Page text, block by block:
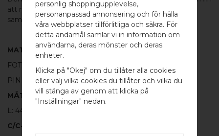
WELCOME TO
BB SWEDEN HARDWARE
Välj land / Choose country
att matcha med de andra handtagen eller knoppen
samma serie.
MATERIAL
FOT:
100% BORSTAD MÄSSING
PINNE: 100% SVART ALUMINIUM
MÅTT
L: 442MM H: 40MM TJ: 12MM
C/C-MÅTT
personlig shoppingupplevelse,
personanpassad annonsering och för hålla
våra webbplatser tillförlitliga och säkra. För
detta ändamål samlar vi in information om
användarna, deras mönster och deras
enheter.
Klicka på "Okej" om du tillåter alla cookies
eller välj vilka cookies du tillåter och vilka du
vill stänga av genom att klicka på
"Inställningar" nedan.